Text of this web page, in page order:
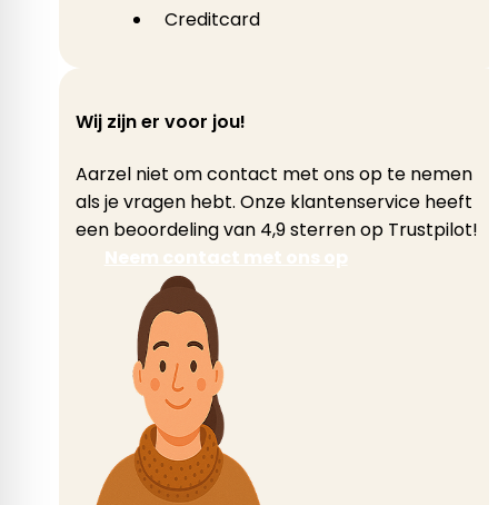
Creditcard
Wij zijn er voor jou!
Aarzel niet om contact met ons op te nemen
als je vragen hebt. Onze klantenservice heeft
een beoordeling van 4,9 sterren op Trustpilot!